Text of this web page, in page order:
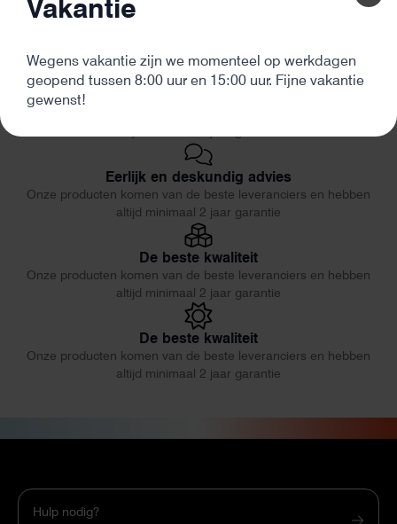
Eerlijk en deskundig advies
Onze producten komen van de beste leveranciers en hebben
altijd minimaal 2 jaar garantie
De beste kwaliteit
Onze producten komen van de beste leveranciers en hebben
altijd minimaal 2 jaar garantie
De beste kwaliteit
Onze producten komen van de beste leveranciers en hebben
altijd minimaal 2 jaar garantie
Hulp nodig?
Vakantie
Wegens vakantie zijn we momenteel op werkdagen
geopend tussen 8:00 uur en 15:00 uur. Fijne vakantie
gewenst!